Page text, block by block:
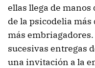
ellas llega de manos
de la psicodelia
más
sucesivas entregas
una invitación a la